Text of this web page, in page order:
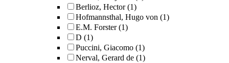
Berlioz, Hector (1)
Hofmannsthal, Hugo von (1)
E.M. Forster (1)
D (1)
Puccini, Giacomo (1)
Nerval, Gerard de (1)